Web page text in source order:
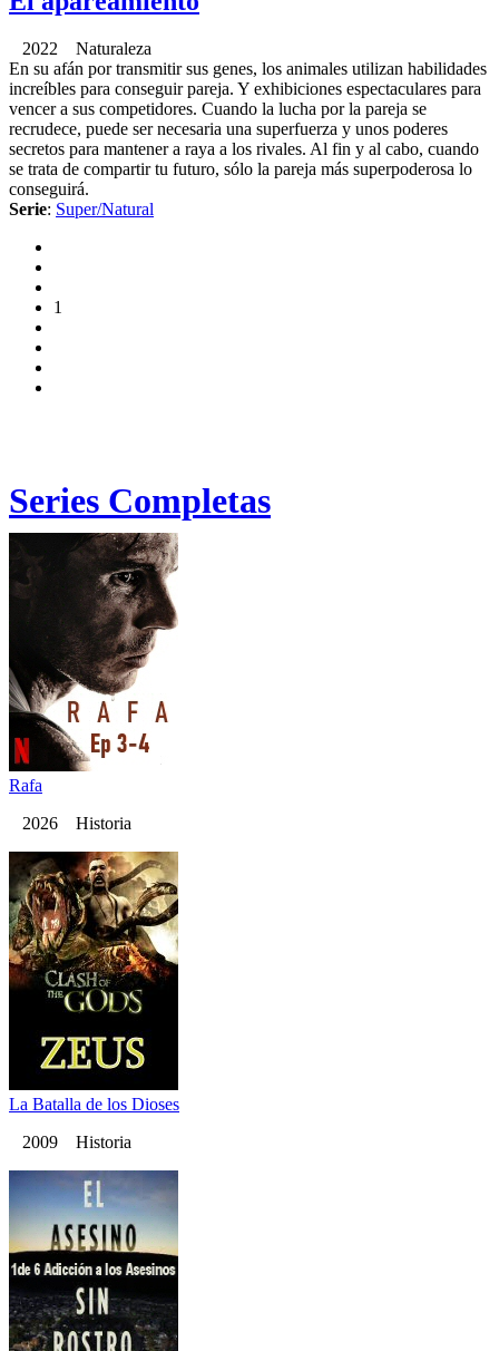
2022 Naturaleza
En su afán por transmitir sus genes, los animales utilizan habilidades
increíbles para conseguir pareja. Y exhibiciones espectaculares para
vencer a sus competidores. Cuando la lucha por la pareja se
recrudece, puede ser necesaria una superfuerza y unos poderes
secretos para mantener a raya a los rivales. Al fin y al cabo, cuando
se trata de compartir tu futuro, sólo la pareja más superpoderosa lo
conseguirá.
Serie: Super/Natural
1
Series Completas
Rafa
2026 Historia
La Batalla de los Dioses
2009 Historia